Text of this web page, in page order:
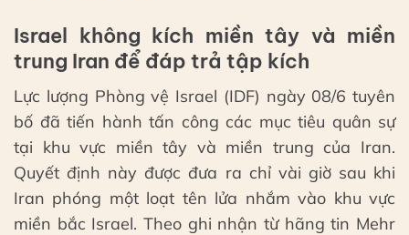
Israel không kích miền tây và miền
trung Iran để đáp trả tập kích
Lực lượng Phòng vệ Israel (IDF) ngày 08/6 tuyên
bố đã tiến hành tấn công các mục tiêu quân sự
tại khu vực miền tây và miền trung của Iran.
Quyết định này được đưa ra chỉ vài giờ sau khi
Iran phóng một loạt tên lửa nhắm vào khu vực
miền bắc Israel. Theo ghi nhận từ hãng tin Mehr